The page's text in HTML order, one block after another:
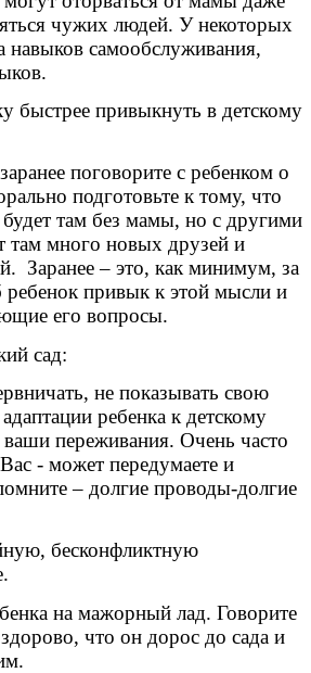
чужих людей. У некоторых
навыков самообслуживания,
быстрее привыкнуть в детскому
поговорите с ребенком о
подготовьте к тому, что
там без мамы, но с другими
там много новых друзей и
Заранее – это, как минимум, за
ребенок привык к этой мысли и
его вопросы.
сад:
не показывать свою
ребенка к детскому
ваши переживания. Очень часто
- может передумаете и
– долгие проводы-долгие
бесконфликтную
на мажорный лад. Говорите
что он дорос до сада и